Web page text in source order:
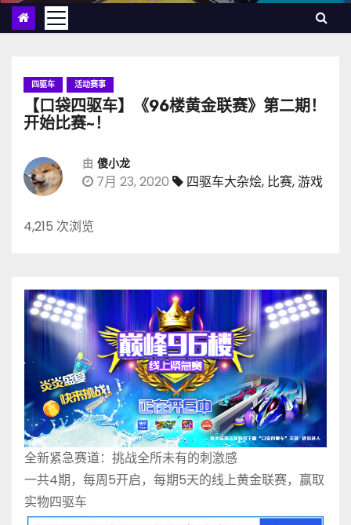
四驱车 活动赛事
【口袋四驱车】《96楼黄金联赛》第二期！
开始比赛~！
由 傻小龙
7月 23, 2020 四驱车大杂烩, 比赛,游戏
4,215 次浏览
全新紧急赛道：挑战全所未有的刺激感
一共4期，每周5开启，每期5天的线上黄金联赛，赢取
实物四驱车